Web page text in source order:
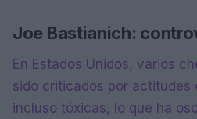
Joe Bastianich:
En Estados Unidos, varios
sido criticados por actitudes
incluso tóxicas, lo que ha